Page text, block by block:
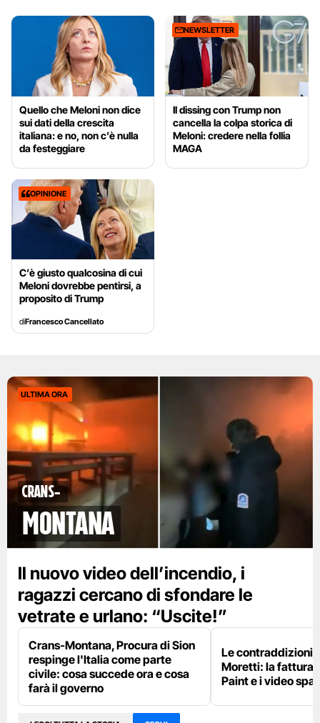
Quello che Meloni non dice
sui dati della crescita
italiana: e no, non c’è nulla
da festeggiare
NEWSLETTER
Il dissing con Trump non
cancella la colpa storica di
Meloni: credere nella follia
MAGA
OPINIONE
C’è giusto qualcosina di cui
Meloni dovrebbe pentirsi, a
proposito di Trump
diFrancesco Cancellato
ULTIMA ORA
Crans-
Montana
Il nuovo video dell’incendio, i
ragazzi cercano di sfondare le
vetrate e urlano: “Uscite!”
Crans-Montana, Procura di Sion
respinge l'Italia come parte
civile: cosa succede ora e cosa
farà il governo
Le contraddizioni
Moretti: la fattura
Paint e i video